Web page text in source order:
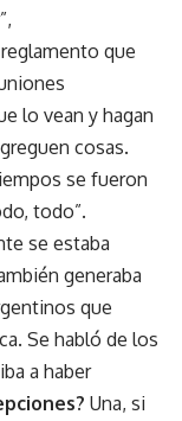
reglamento que
lo vean y hagan
cosas.
se fueron
todo”.
se estaba
generaba
que
Se habló de los
a haber
Una, si